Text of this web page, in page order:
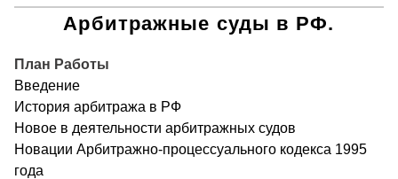
Арбитражные суды в РФ.
План Работы
Введение
История арбитража в РФ
Новое в деятельности арбитражных судов
Новации Арбитражно-процессуального кодекса 1995
года